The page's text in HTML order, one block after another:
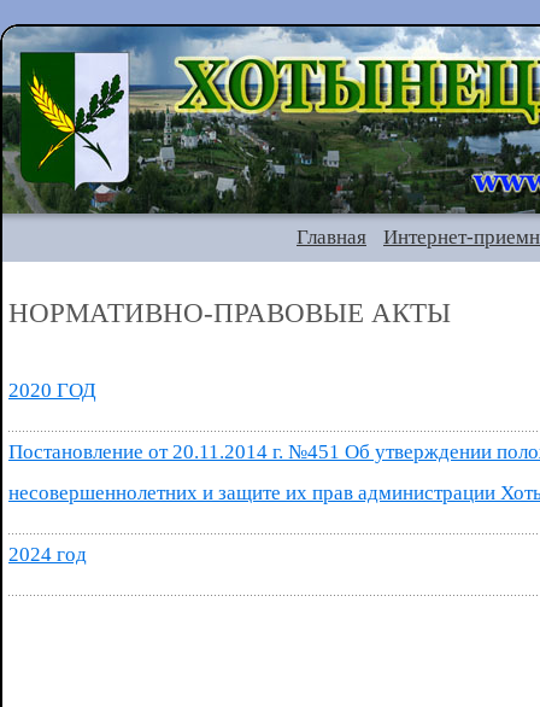
Главная Интернет-
НОРМАТИВНО-ПРАВОВЫЕ АКТЫ
2020 ГОД
Постановление от 20.11.2014 г. №451 Об утверждении
несовершеннолетних и защите их прав администрации
2024 год